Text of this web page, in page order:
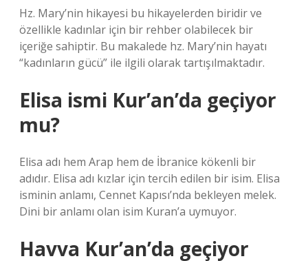
Hz. Mary’nin hikayesi bu hikayelerden biridir ve
özellikle kadınlar için bir rehber olabilecek bir
içeriğe sahiptir. Bu makalede hz. Mary’nin hayatı
“kadınların gücü” ile ilgili olarak tartışılmaktadır.
Elisa ismi Kur’an’da geçiyor
mu?
Elisa adı hem Arap hem de İbranice kökenli bir
adıdır. Elisa adı kızlar için tercih edilen bir isim. Elisa
isminin anlamı, Cennet Kapısı’nda bekleyen melek.
Dini bir anlamı olan isim Kuran’a uymuyor.
Havva Kur’an’da geçiyor